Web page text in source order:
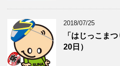
2018/07/25
「はじっこま
20日）